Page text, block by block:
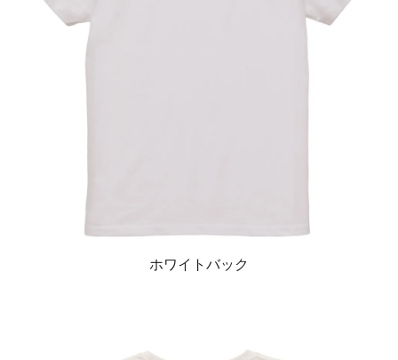
ホワイトバック